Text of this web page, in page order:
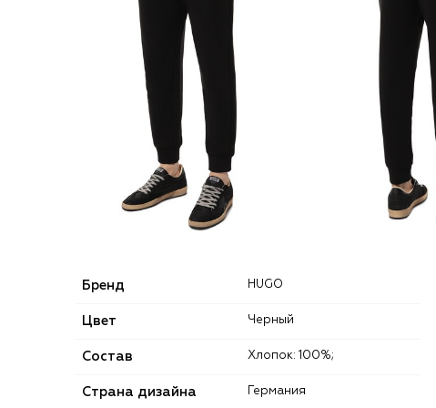
Бренд HUGO
Цвет Черный
Состав Хлопок: 100%;
Страна дизайна Германия